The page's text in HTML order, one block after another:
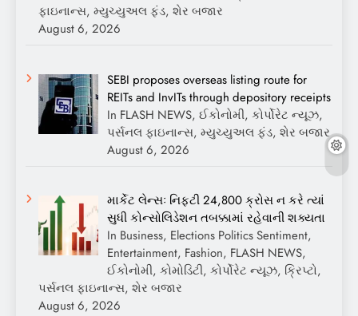
ફાઇનાન્સ, મ્યુચ્યુઅલ ફંડ, શેર બજાર
August 6, 2026
SEBI proposes overseas listing route for
REITs and InvITs through depository receipts
In FLASH NEWS, ઈકોનોમી, કોર્પોરેટ ન્યૂઝ,
પર્સનલ ફાઇનાન્સ, મ્યુચ્યુઅલ ફંડ, શેર બજાર
August 6, 2026
માર્કેટ લેન્સઃ નિફ્ટી 24,800 ક્રોસ ન કરે ત્યાં
સુધી કોન્સોલિડેશન તબક્કામાં રહેવાની શક્યતા
In Business, Elections Politics Sentiment,
Entertainment, Fashion, FLASH NEWS,
ઈકોનોમી, કોમોડિટી, કોર્પોરેટ ન્યૂઝ, ક્રિપ્ટો,
પર્સનલ ફાઇનાન્સ, શેર બજાર
August 6, 2026